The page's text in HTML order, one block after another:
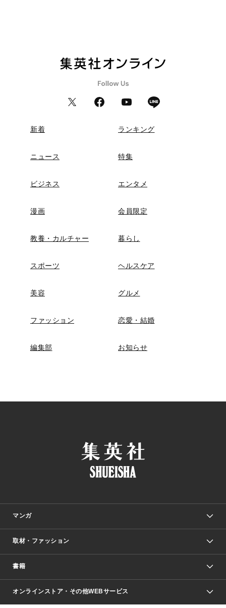
新着 ランキング
ニュース 特集
ビジネス エンタメ
漫画 会員限定
教養・カルチャー 暮らし
スポーツ ヘルスケア
美容 グルメ
ファッション 恋愛・結婚
編集部 お知らせ
マンガ
少年マンガ
Vジャンプ
週刊ヤングジャンプ
少女マンガ
取材・ファッション
Seventeen
芸能・情報・スポーツ
書籍
文芸・文庫・総合
オンラインストア・その他WEBサービス